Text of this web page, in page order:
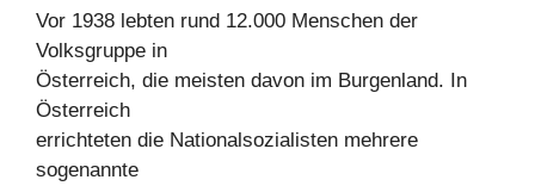
Vor 1938 lebten rund 12.000 Menschen der
Volksgruppe in
Österreich, die meisten davon im Burgenland. In
Österreich
errichteten die Nationalsozialisten mehrere
sogenannte